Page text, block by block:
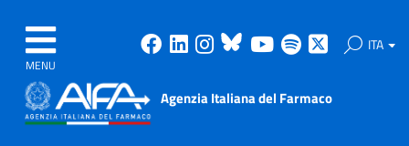
MENU
Facebook
Linkedin
Instagram
Bluesky
Youtube
Spotify ITA
Agenzia Italiana del Farmaco